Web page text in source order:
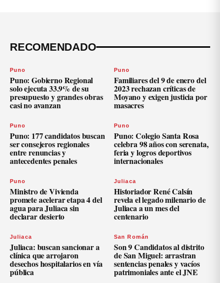
RECOMENDADO
Puno
Puno: Gobierno Regional
solo ejecuta 33.9% de su
presupuesto y grandes obras
casi no avanzan
Puno
Familiares del 9 de enero del
2023 rechazan críticas de
Moyano y exigen justicia por
masacres
Puno
Puno: 177 candidatos buscan
ser consejeros regionales
entre renuncias y
antecedentes penales
Puno
Puno: Colegio Santa Rosa
celebra 98 años con serenata,
feria y logros deportivos
internacionales
Puno
Ministro de Vivienda
promete acelerar etapa 4 del
agua para Juliaca sin
declarar desierto
Juliaca
Historiador René Calsín
revela el legado milenario de
Juliaca a un mes del
centenario
Juliaca
Juliaca: buscan sancionar a
clínica que arrojaron
desechos hospitalarios en vía
pública
San Román
Son 9 Candidatos al distrito
de San Miguel: arrastran
sentencias penales y vacíos
patrimoniales ante el JNE